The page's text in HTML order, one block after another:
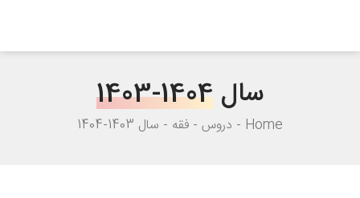
سال1403-1404
Home دروس فقه سال 1403-1404